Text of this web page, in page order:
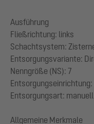
Ausführung
Fließrichtung: links
Schachtsystem:
Entsorgungsvariante:
Nenngröße (NS): 7
Entsorgungsart: manuell
Allgemeine Merkmale